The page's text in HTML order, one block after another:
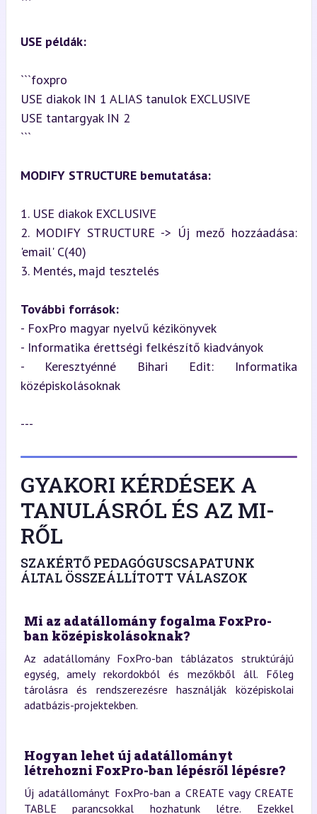
USE példák:
```foxpro
USE diakok IN 1 ALIAS tanulok EXCLUSIVE
USE tantargyak IN 2
```
MODIFY STRUCTURE bemutatása:
1. USE diakok EXCLUSIVE
2. MODIFY STRUCTURE -> Új mező hozzáadása:
'email' C(40)
3. Mentés, majd tesztelés
További források:
- FoxPro magyar nyelvű kézikönyvek
- Informatika érettségi felkészítő kiadványok
- Keresztyénné Bihari Edit: Informatika
középiskolásoknak
---
GYAKORI KÉRDÉSEK A
TANULÁSRÓL ÉS AZ MI-
RŐL
SZAKÉRTŐ PEDAGÓGUSCSAPATUNK
ÁLTAL ÖSSZEÁLLÍTOTT VÁLASZOK
Mi az adatállomány fogalma FoxPro-
ban középiskolásoknak?
Az adatállomány FoxPro-ban táblázatos struktúrájú
egység, amely rekordokból és mezőkből áll. Főleg
tárolásra és rendszerezésre használják középiskolai
adatbázis-projektekben.
Hogyan lehet új adatállományt
létrehozni FoxPro-ban lépésről lépésre?
Új adatállományt FoxPro-ban a CREATE vagy CREATE
TABLE parancsokkal hozhatunk létre. Ezekkel